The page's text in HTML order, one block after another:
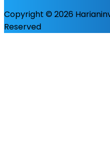
Copyright © 2026
Reserved